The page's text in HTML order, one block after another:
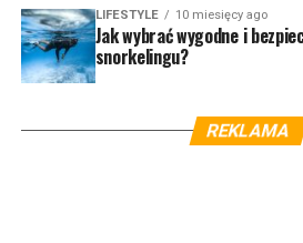
LIFESTYLE 10 miesięcy ago
Jak wybrać wygodne i
snorkelingu?
REKLAMA